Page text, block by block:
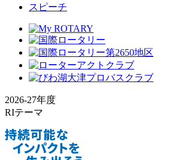
スピーチ
2026-27年度
RIテーマ